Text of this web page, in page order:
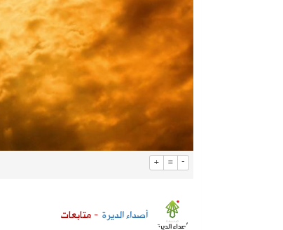
+ = -
أصداء الديرة - متابعات